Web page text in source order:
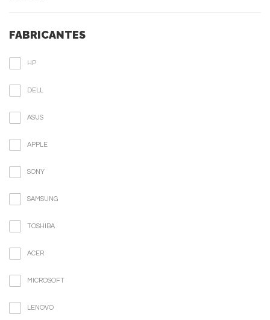
FABRICANTES
HP
DELL
ASUS
APPLE
SONY
SAMSUNG
TOSHIBA
ACER
MICROSOFT
LENOVO